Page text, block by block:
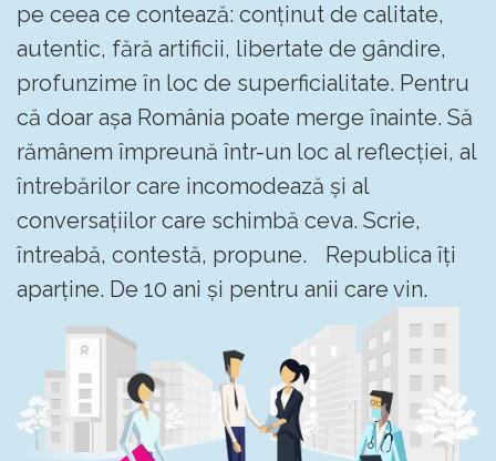
pe ceea ce contează: conținut de calitate,
autentic, fără artificii, libertate de gândire,
profunzime în loc de superficialitate. Pentru
că doar așa România poate merge înainte. Să
rămânem împreună într-un loc al reflecției, al
întrebărilor care incomodează și al
conversațiilor care schimbă ceva. Scrie,
întreabă, contestă, propune. Republica îți
aparține. De 10 ani și pentru anii care vin.